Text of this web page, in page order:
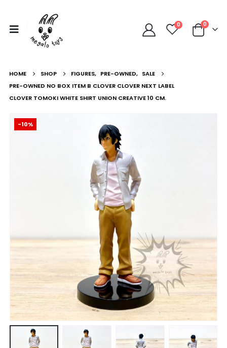
0 0
HOME SHOP FIGURES, PRE-OWNED, SALE
PRE-OWNED NO BOX ITEM B CLOVER CLOVER NEXT LABEL
CLOVER TOMOKI WHITE SHIRT UNION CREATIVE 10 CM.
-10%